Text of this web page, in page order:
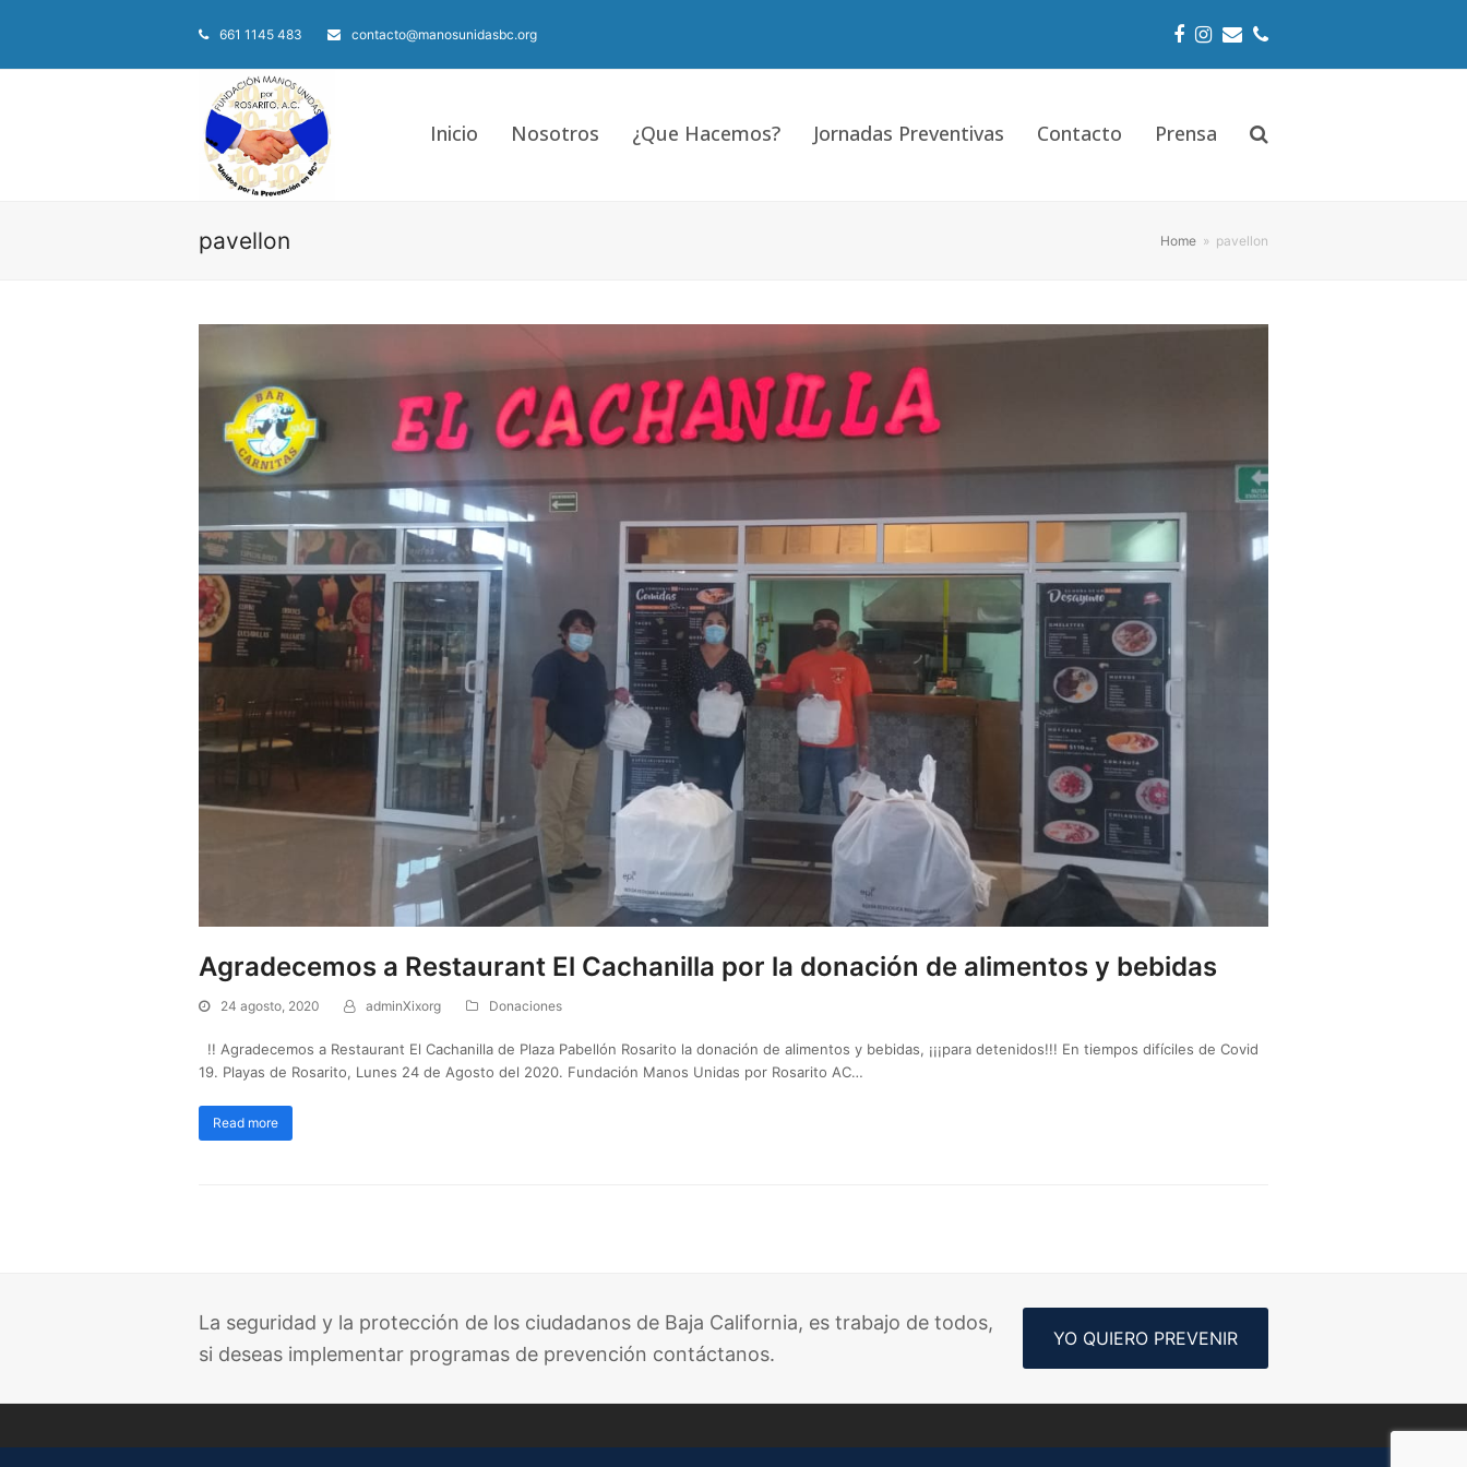
661 1145 483 contacto@manosunidasbc.org Facebook
Instagram
EmailPhone
Inicio Nosotros ¿Que Hacemos? Jornadas Preventivas Contacto Prensa
pavellon Home » pavellon
Agradecemos a Restaurant El Cachanilla por la donación de alimentos y bebidas
24 agosto, 2020 adminXixorg Donaciones
!! Agradecemos a Restaurant El Cachanilla de Plaza Pabellón Rosarito la donación de alimentos y bebidas, ¡¡¡para detenidos!!! En tiempos difíciles de Covid
19. Playas de Rosarito, Lunes 24 de Agosto del 2020. Fundación Manos Unidas por Rosarito AC…
Read more
La seguridad y la protección de los ciudadanos de Baja California, es trabajo de todos,
si deseas implementar programas de prevención contáctanos.
YO QUIERO PREVENIR